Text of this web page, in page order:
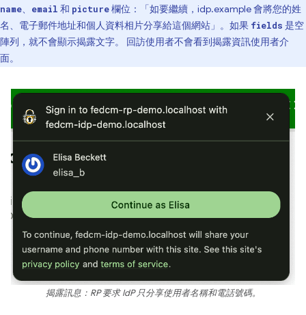
name、 email 和 picture欄位：「如要繼續，idp.example 會將您的姓
名、電子郵件地址和個人資料相片分享給這個網站」。如果 fields 是空
陣列，就不會顯示揭露文字。 回訪使用者不會看到揭露資訊使用者介
面。
揭露訊息：RP 要求 IdP 只分享使用者名稱和電話號碼。